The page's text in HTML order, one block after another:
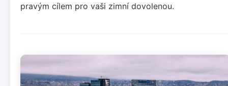
pravým cílem pro vaši zimní dovolenou.